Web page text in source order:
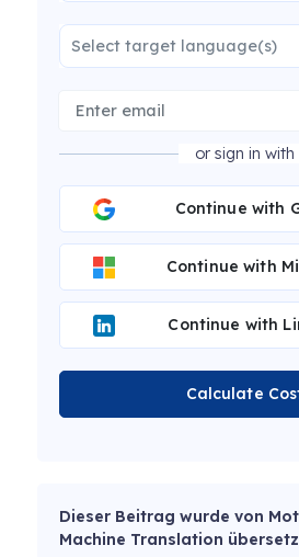
Select target language(s)
or sign in with
Continue with
Continue with
Continue with
Calculate
Dieser Beitrag wurde von
Machine Translation